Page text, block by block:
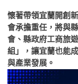
懷著帶領宜蘭開創
會承擔重任，將與
會、縣政府工商旅
組」，讓宜蘭也能
與產業發展。